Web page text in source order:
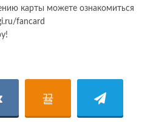
карты можете ознакомиться
fancard